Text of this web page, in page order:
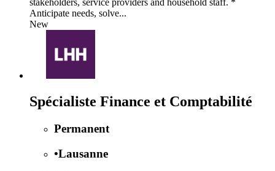
stakeholders, service providers and household staff. *
Anticipate needs, solve...
New
Spécialiste Finance et Comptabilité
Permanent
•Lausanne